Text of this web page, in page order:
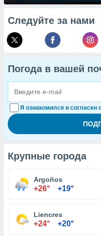
Следуйте за нами
Погода в вашей
Я ознакомился и согласен
Крупные города
Argoños
+26° +19°
Liencres
+24° +20°